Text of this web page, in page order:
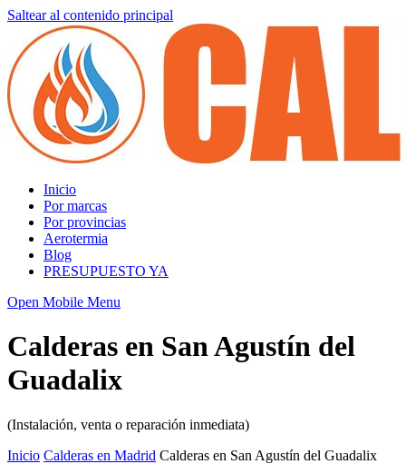
Saltear al contenido principal
Inicio
Por marcas
Por provincias
Aerotermia
Blog
PRESUPUESTO YA
Open Mobile Menu
Calderas en San Agustín del
Guadalix
(Instalación, venta o reparación inmediata)
Inicio Calderas en Madrid Calderas en San Agustín del Guadalix